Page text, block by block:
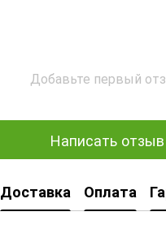
Добавьте первый
Написать отзыв
Доставка Оплата